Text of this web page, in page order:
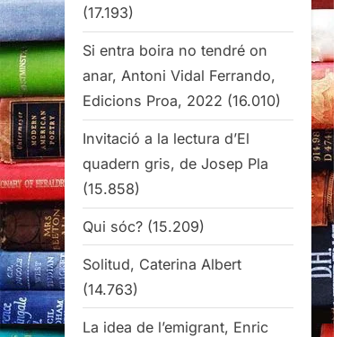
(17.193)
Si entra boira no tendré on
anar, Antoni Vidal Ferrando,
Edicions Proa, 2022 (16.010)
Invitació a la lectura d’El
quadern gris, de Josep Pla
(15.858)
Qui sóc? (15.209)
Solitud, Caterina Albert
(14.763)
La idea de l’emigrant, Enric